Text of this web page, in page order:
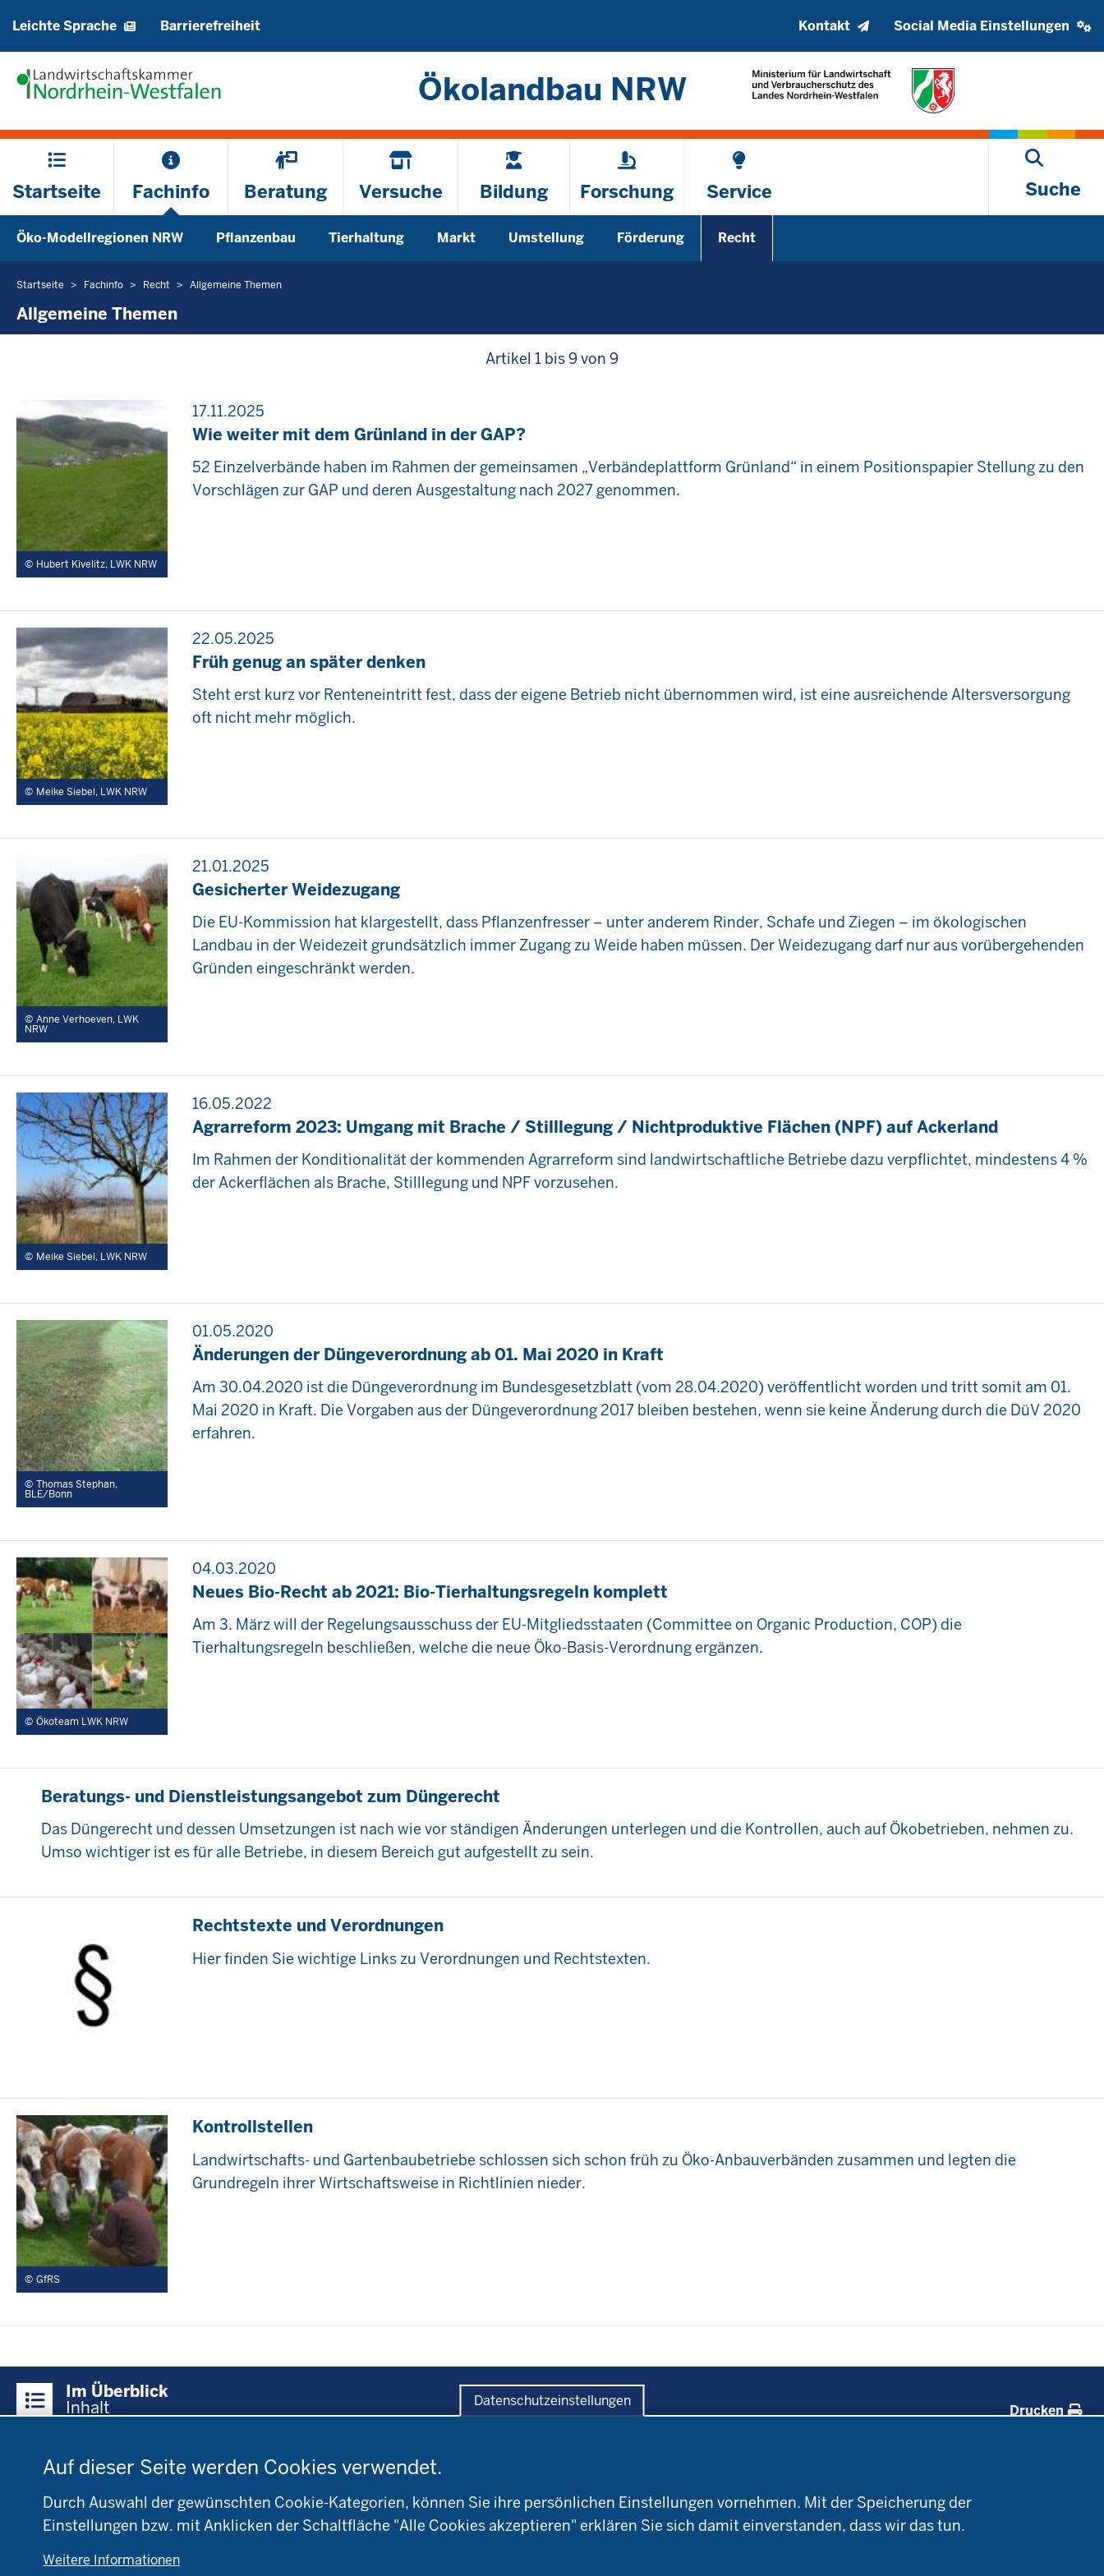
Datenschutzeinstellungen
Auf dieser Seite werden Cookies verwendet.
Durch Auswahl der gewünschten Cookie-Kategorien, können Sie ihre persönlichen Einstellungen vornehmen. Mit der Speicherung der
Einstellungen bzw. mit Anklicken der Schaltfläche "Alle Cookies akzeptieren" erklären Sie sich damit einverstanden, dass wir das tun.
Weitere Informationen
Sprachen
Leichte Sprache Barrierefreiheit
oberes
Menü
Kontakt
media
settings
block
Social Media Einstellungen
Ökolandbau NRW
Hauptmenü
Startseite Fachinfo Beratung Versuche Bildung Forschung Service Suche
Sekundärmenü
Öko-Modellregionen NRW Pflanzenbau
Untermenü öffnen
Tierhaltung Markt
Untermenü öffnen
Umstellung
Untermenü öffnen
Förderung Recht
Sie
befinden
sich
Startseite Fachinfo Recht Allgemeine Themen
Allgemeine Themen
Artikel 1 bis 9 von 9
Hubert Kivelitz, LWK NRW
17.11.2025
Wie weiter mit dem Grünland in der GAP?
52 Einzelverbände haben im Rahmen der gemeinsamen „Verbändeplattform Grünland“ in einem Positionspapier Stellung zu den
Vorschlägen zur GAP und deren Ausgestaltung nach 2027 genommen.
Meike Siebel, LWK NRW
22.05.2025
Früh genug an später denken
Steht erst kurz vor Renteneintritt fest, dass der eigene Betrieb nicht übernommen wird, ist eine ausreichende Altersversorgung
oft nicht mehr möglich.
Anne Verhoeven, LWK
NRW
21.01.2025
Gesicherter Weidezugang
Die EU-Kommission hat klargestellt, dass Pflanzenfresser – unter anderem Rinder, Schafe und Ziegen – im ökologischen
Landbau in der Weidezeit grundsätzlich immer Zugang zu Weide haben müssen. Der Weidezugang darf nur aus vorübergehenden
Gründen eingeschränkt werden.
Meike Siebel, LWK NRW
16.05.2022
Agrarreform 2023: Umgang mit Brache / Stilllegung / Nichtproduktive Flächen (NPF) auf Ackerland
Im Rahmen der Konditionalität der kommenden Agrarreform sind landwirtschaftliche Betriebe dazu verpflichtet, mindestens 4 %
der Ackerflächen als Brache, Stilllegung und NPF vorzusehen.
Thomas Stephan,
BLE/Bonn
01.05.2020
Änderungen der Düngeverordnung ab 01. Mai 2020 in Kraft
Am 30.04.2020 ist die Düngeverordnung im Bundesgesetzblatt (vom 28.04.2020) veröffentlicht worden und tritt somit am 01.
Mai 2020 in Kraft. Die Vorgaben aus der Düngeverordnung 2017 bleiben bestehen, wenn sie keine Änderung durch die DüV 2020
erfahren.
Ökoteam LWK NRW
04.03.2020
Neues Bio-Recht ab 2021: Bio-Tierhaltungsregeln komplett
Am 3. März will der Regelungsausschuss der EU-Mitgliedsstaaten (Committee on Organic Production, COP) die
Tierhaltungsregeln beschließen, welche die neue Öko-Basis-Verordnung ergänzen.
Beratungs- und Dienstleistungsangebot zum Düngerecht
Das Düngerecht und dessen Umsetzungen ist nach wie vor ständigen Änderungen unterlegen und die Kontrollen, auch auf Ökobetrieben, nehmen zu.
Umso wichtiger ist es für alle Betriebe, in diesem Bereich gut aufgestellt zu sein.
Rechtstexte und Verordnungen
Hier finden Sie wichtige Links zu Verordnungen und Rechtstexten.
GfRS
Kontrollstellen
Landwirtschafts- und Gartenbaubetriebe schlossen sich schon früh zu Öko-Anbauverbänden zusammen und legten die
Grundregeln ihrer Wirtschaftsweise in Richtlinien nieder.
Inhalte
Im Überblick
Inhalt Drucken
Fußzeile
Startseite Fachinfo
NRW
Pflanzenbau
Beratung
NRW
Biokreis
Ökologischer Landbau
Versuchsbetriebe
Arbeitsschwerpunkte
Material & Kontakt
Forschungsergebnisse
Termine
Newsletter